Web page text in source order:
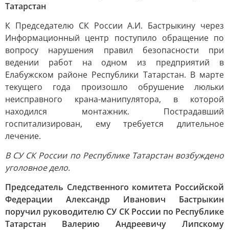
Татарстан
К Председателю СК России А.И. Бастрыкину через
Информационный центр поступило обращение по
вопросу нарушения правил безопасности при
ведении работ на одном из предприятий в
Елабужском районе Республики Татарстан. В марте
текущего года произошло обрушение люльки
неисправного крана-манипулятора, в которой
находился монтажник. Пострадавший
госпитализирован, ему требуется длительное
лечение.
В СУ СК России по Республике Татарстан возбуждено
уголовное дело.
Председатель Следственного комитета Российской
Федерации Александр Иванович Бастрыкин
поручил руководителю СУ СК России по Республике
Татарстан Валерию Андреевичу Липскому